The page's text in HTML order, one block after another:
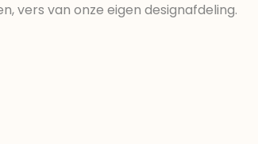
vers van onze eigen designafdeling.